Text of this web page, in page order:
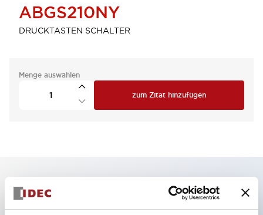
ABGS210NY
DRUCKTASTEN SCHALTER
Menge auswählen
zum Zitat hinzufügen
Hauptmerkmale